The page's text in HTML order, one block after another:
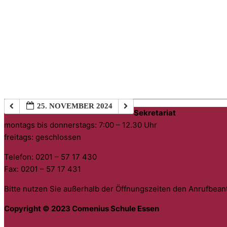
25. NOVEMBER 2024
Sekretariat
montags bis donnerstags: 7:00 – 12.30 Uhr
freitags: geschlossen
Telefon: 0201 – 57 17 430
Fax: 0201 – 57 17 431
Bitte nutzen Sie außerhalb der Öffnungszeiten den
Copyright © 2023 Comenius Schule Essen